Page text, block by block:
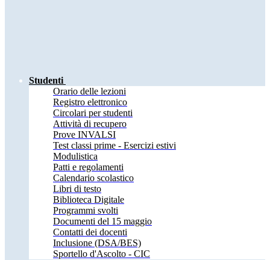
Studenti
Orario delle lezioni
Registro elettronico
Circolari per studenti
Attività di recupero
Prove INVALSI
Test classi prime - Esercizi estivi
Modulistica
Patti e regolamenti
Calendario scolastico
Libri di testo
Biblioteca Digitale
Programmi svolti
Documenti del 15 maggio
Contatti dei docenti
Inclusione (DSA/BES)
Sportello d'Ascolto - CIC